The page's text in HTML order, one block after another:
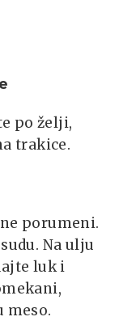
po želji,
trakice.
porumeni.
Na ulju
luk i
meso.